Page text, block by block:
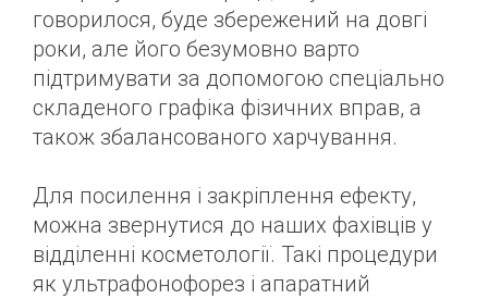
говорилося, буде збережений на довгі
роки, але його безумовно варто
підтримувати за допомогою спеціально
складеного графіка фізичних вправ, а
також збалансованого харчування.
Для посилення і закріплення ефекту,
можна звернутися до наших фахівців у
відділенні косметології. Такі процедури
як ультрафонофорез і апаратний